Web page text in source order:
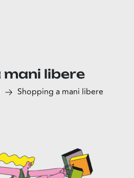
mani libere
Shopping a mani libere